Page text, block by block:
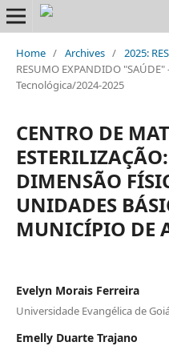
Home / Archives / 2025:
RESUMO EXPANDIDO
Tecnológica/2024-2025
CENTRO DE
DIMENSÃO
UNIDADES
MUNICÍPIO DE
Evelyn Morais Ferreira
Universidade Evangélica de
Emelly Duarte Trajano